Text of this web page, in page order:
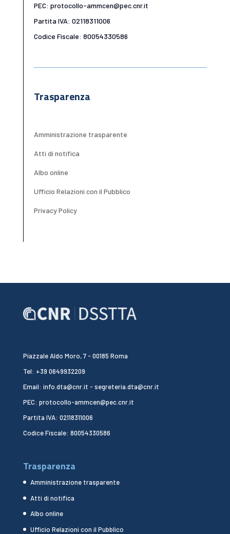
PEC: protocollo-ammcen@pec.cnr.it
Partita IVA: 02118311006
Codice Fiscale: 80054330586
Trasparenza
Amministrazione trasparente
Atti di notifica
Albo online
Ufficio Relazioni con il Pubblico
Privacy Policy
Piazzale Aldo Moro, 7 - 00185 Roma
Tel: +39 0649932209
Email: info.dta@cnr.it - segreteria.dta@cnr.it
PEC: protocollo-ammcen@pec.cnr.it
Partita IVA: 02118311006
Codice Fiscale: 80054330586
Trasparenza
Amministrazione trasparente
Atti di notifica
Albo online
Ufficio Relazioni con il Pubblico